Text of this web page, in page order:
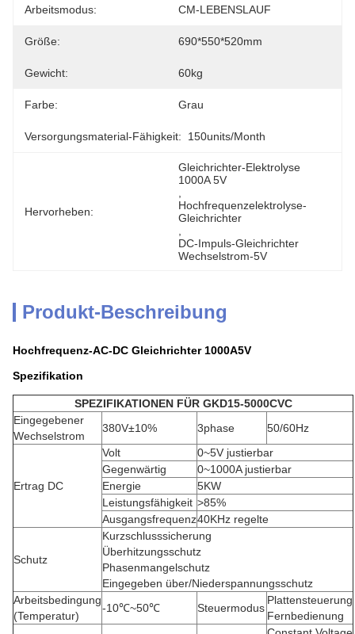
Arbeitsmodus: CM-LEBENSLAUF
Größe: 690*550*520mm
Gewicht: 60kg
Farbe: Grau
Versorgungsmaterial-Fähigkeit: 150units/month
Hervorheben:
Gleichrichter-Elektrolyse
1000A 5V
Hochfrequenzelektrolyse-
Gleichrichter
DC-Impuls-Gleichrichter
Wechselstrom-5V
Produkt-Beschreibung
Hochfrequenz-AC-DC Gleichrichter 1000A5V
Spezifikation
SPEZIFIKATIONEN FÜR GKD15-5000CVC
Eingegebener
Wechselstrom
380V±10% 3phase 50/60Hz
Ertrag DC
Volt
0~5V justierbar
Gegenwärtig
0~1000A justierbar
Energie
5KW
Leistungsfähigkeit >85%
Ausgangsfrequenz40KHz regelte
Schutz
Kurzschlusssicherung
Überhitzungsschutz
Phasenmangelschutz
Eingegeben über/Niederspannungsschutz
Arbeitsbedingung
(Temperatur)
-10℃~50℃ Steuermodus
Plattensteuerung
Fernbedienung